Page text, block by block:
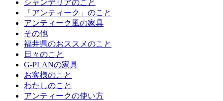
シャンデリアのこと
「アンティーク」のこと
アンティーク風の家具
その他
福井県のおススメのこと
日々のこと
G-PLANの家具
お客様のこと
わたしのこと
アンティークの使い方